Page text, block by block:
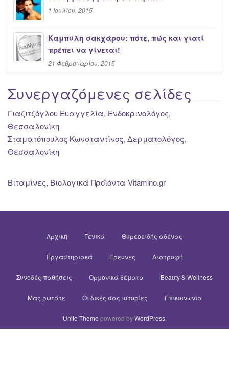
1 Ιουλίου, 2015
Καμπύλη σακχάρου: πότε, πώς και γιατί
πρέπει να γίνεται!
21 Φεβρουαρίου, 2015
Συνεργαζόμενες σελίδες
Γιαζιτζόγλου Ευαγγελία, Ενδοκρινολόγος,
Θεσσαλονίκη
Σταματόπουλος Κωνσταντίνος, Δερματολόγος,
Θεσσαλονίκη
Βιταμίνες, Βιολογικά Προϊόντα Vitamino.gr
Αρχική Γενικά Θυρεοειδής αδένας
Εργαστηριακά Έρευνες Διατροφή
Συνοδές παθήσεις Ορμονικά θέματα Beauty & Wellness
Μας ρωτάτε Οι δικές σας ιστορίες Επικοινωνία
Unite Theme powered byWordPress.